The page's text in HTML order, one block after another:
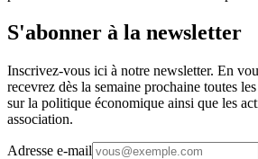
S'abonner à la newsletter
Inscrivez-vous ici à notre newsletter. En
recevrez dès la semaine prochaine toutes
sur la politique économique ainsi que les
association.
Adresse e-mail